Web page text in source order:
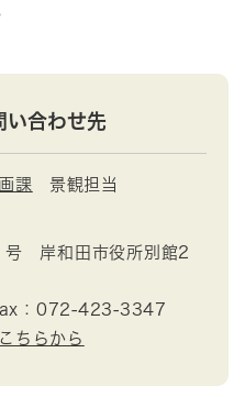
い合わせ先
課 景観担当
号 岸和田市役所別館2
：072-423-3347
ちらから